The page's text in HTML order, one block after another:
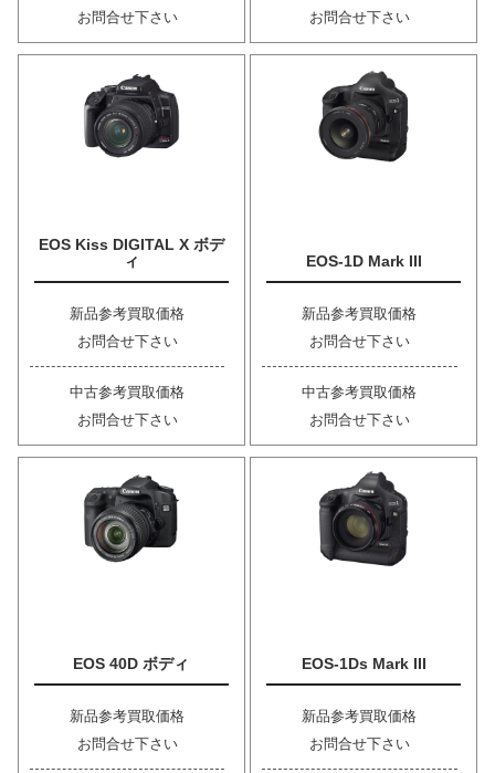
お問合せ下さい
お問合せ下さい
EOS Kiss DIGITAL X ボデ
ィ
新品参考買取価格
お問合せ下さい
中古参考買取価格
お問合せ下さい
EOS-1D Mark III
新品参考買取価格
お問合せ下さい
中古参考買取価格
お問合せ下さい
EOS 40D ボディ
新品参考買取価格
お問合せ下さい
EOS-1Ds Mark III
新品参考買取価格
お問合せ下さい